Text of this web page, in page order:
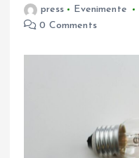
press Evenimente
0 Comments